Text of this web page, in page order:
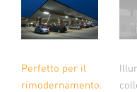
Perfetto per il
rimodernamento.